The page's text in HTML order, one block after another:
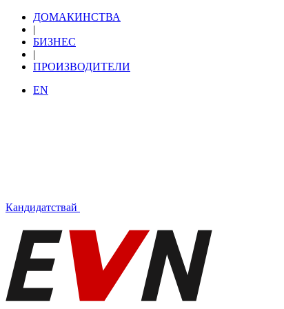
ДОМАКИНСТВА
|
БИЗНЕС
|
ПРОИЗВОДИТЕЛИ
EN
Кандидатствай